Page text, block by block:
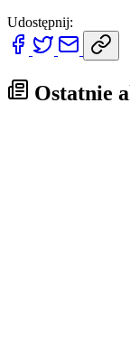
Udostępnij:
Ostatnie